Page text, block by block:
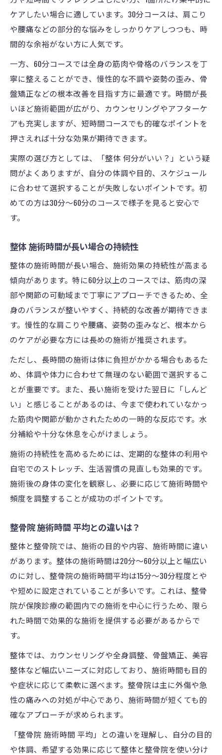
ケアしたい場合に適しています。30分コースは、肩こり
や腰痛などの部分的な悩みをしっかりケアしつつも、時
間的な余裕がない方に人気です。
一方、60分コースでは全身の筋肉や骨格のバランスを丁
寧に整えることができ、慢性的な不調や姿勢の歪み、骨
盤矯正などの根本改善を目指す方に最適です。時間が長
いほど施術範囲が広がり、カウンセリングやアフターケ
アも充実しますが、短時間コースでも的確なポイントを
押さえれば十分な効果が期待できます。
実際の選び方としては、「整体 何分がいい？」という疑
問がよくありますが、自分の体調や目的、スケジュール
に合わせて選択することが失敗しないポイントです。初
めての方は30分〜60分のコースで様子を見ると安心で
す。
整体 施術時間が長い場合の持続性
整体の施術時間が長い場合、施術効果の持続性が高まる
傾向があります。特に60分以上のコースでは、筋肉の深
部や関節の可動域まで丁寧にアプローチできるため、全
身のバランスが整いやすく、持続的な改善が期待できま
す。慢性的な肩こりや腰痛、姿勢の歪みなど、根本から
のケアが必要な方には長めの施術が推奨されます。
ただし、長時間の施術は体に負担がかかる場合もあるた
め、体調や体力に合わせて無理のない範囲で選択するこ
とが重要です。また、長い施術を受けた翌日に「しんど
い」と感じることがあるのは、今まで使われていなかっ
た筋肉や関節が動かされたための一時的な反応です。水
分補給や十分な休息を心がけましょう。
施術の持続性を高めるためには、定期的な整体の利用や
自宅でのストレッチ、生活習慣の見直しも効果的です。
施術後の身体の変化を観察し、必要に応じて施術時間や
頻度を調整することが成功のポイントです。
整骨院 施術時間 平均との違いは？
整体と整骨院では、施術の目的や内容、施術時間に違い
があります。整体の施術時間は20分〜60分以上と幅広い
のに対し、整骨院の施術時間平均は15分〜30分程度とや
や短めに設定されていることが多いです。これは、整骨
院が保険診療の範囲内での施術を中心に行うため、限ら
れた時間で効果的な施術を提供する必要があるからで
す。
整体では、カウンセリングや全身調整、骨盤矯正、美容
整体など幅広いニーズに対応しており、施術時間も目的
や症状に応じて柔軟に選べます。整骨院は主に外傷や急
性の痛みへの対処が中心であり、施術時間が短くても的
確なアプローチが求められます。
「整骨院 施術時間 平均」との違いを理解し、自分の目的
や体調、希望する効果に応じて整体と整骨院を使い分け